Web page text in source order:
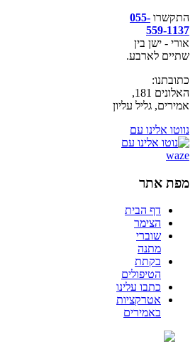
התקשרו 055-
559-1137
אורי - ישן בין
שתיים לארבע.
כתובתנו:
האלונים 181,
אמירים, גליל עליון
נווטו אלינו עם
מפת אתר
דף הבית
הצימר
שוברי
מתנה
בקתת
הטיפולים
כתבו עלינו
אטרקציות
באמירים